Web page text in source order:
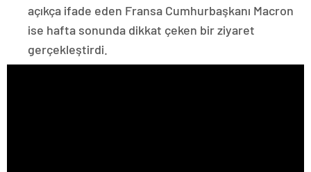
açıkça ifade eden Fransa Cumhurbaşkanı Macron
ise hafta sonunda dikkat çeken bir ziyaret
gerçekleştirdi.